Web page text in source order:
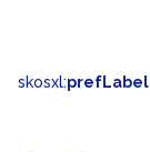
skosxl:prefLabel